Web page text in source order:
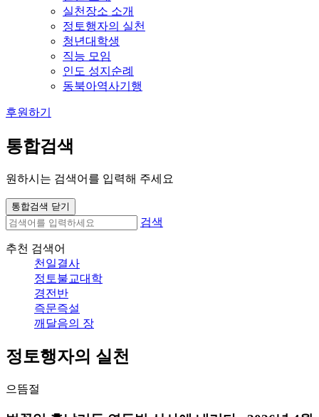
실천장소 소개
정토행자의 실천
청년대학생
직능 모임
인도 성지순례
동북아역사기행
후원하기
통합검색
원하시는 검색어를 입력해 주세요
통합검색 닫기
검색
추천 검색어
천일결사
정토불교대학
경전반
즉문즉설
깨달음의 장
정토행자의 실천
으뜸절